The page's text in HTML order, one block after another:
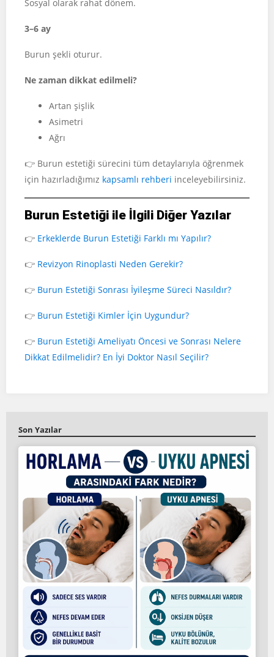
Sosyal olarak rahat dönem.
3–6 ay
Burun şekli oturur.
Ne zaman dikkat edilmeli?
Artan şişlik
Asimetri
Ağrı
👉 Burun estetiği sürecini tüm detaylarıyla öğrenmek
için hazırladığımız kapsamlı rehberi inceleyebilirsiniz.
Burun Estetiği ile İlgili Diğer Yazılar
👉 Erkeklerde Burun Estetiği Farklı mı Yapılır?
👉 Revizyon Rinoplasti Neden Gerekir?
👉 Burun Estetiği Sonrası İyileşme Süreci Nasıldır?
👉 Burun Estetiği Kimler İçin Uygundur?
👉 Burun Estetiği Ameliyatı Öncesi ve Sonrası Nelere
Dikkat Edilmelidir? En İyi Doktor Nasıl Seçilir?
Son Yazılar